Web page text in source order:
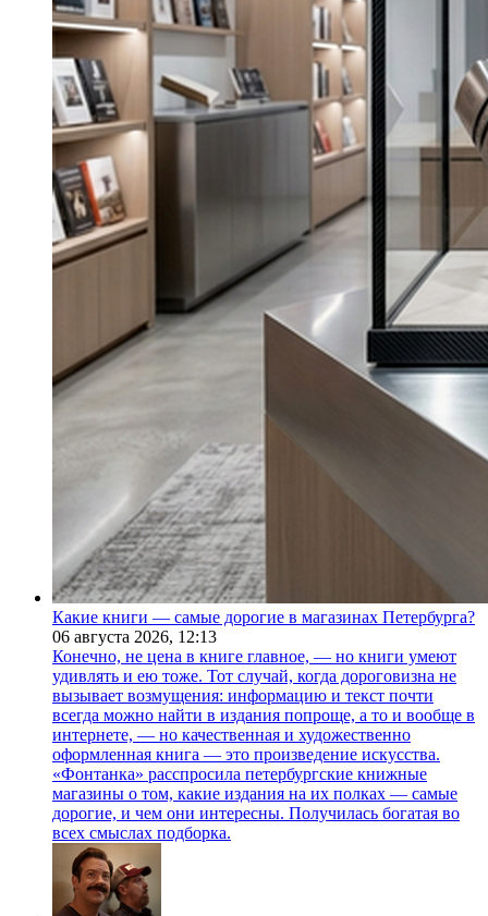
Какие книги — самые дорогие в магазинах Петербурга?
06 августа 2026, 12:13
Конечно, не цена в книге главное, — но книги умеют
удивлять и ею тоже. Тот случай, когда дороговизна не
вызывает возмущения: информацию и текст почти
всегда можно найти в издания попроще, а то и вообще в
интернете, — но качественная и художественно
оформленная книга — это произведение искусства.
«Фонтанка» расспросила петербургские книжные
магазины о том, какие издания на их полках — самые
дорогие, и чем они интересны. Получилась богатая во
всех смыслах подборка.